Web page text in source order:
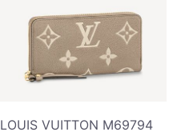
LOUIS VUITTON M69794